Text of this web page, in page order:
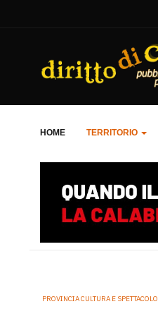
HOME TERRITORIO
PROVINCIA CULTURA E SPETTACOLO